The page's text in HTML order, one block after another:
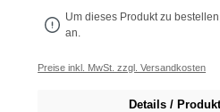
Um dieses Produkt zu
an.
Preise inkl. MwSt. zzgl. Versandkosten
Details /